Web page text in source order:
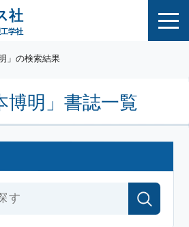
社
学社
博明」書誌一覧
」の検索結果